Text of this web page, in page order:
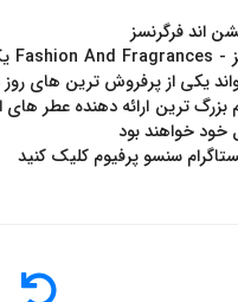
اند فرگرنسز
یکی از پرفروش ترین های روز
خود خواهند بود
سنسو پرفیوم کلیک کنید